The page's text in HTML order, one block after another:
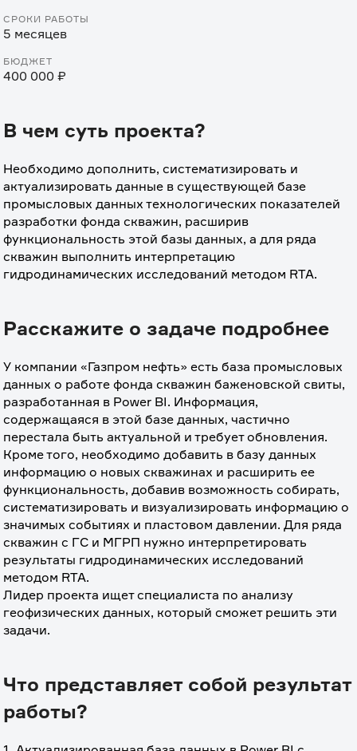
СРОКИ РАБОТЫ
5 месяцев
БЮДЖЕТ
400 000 ₽
В чем суть проекта?
Необходимо дополнить, систематизировать и
актуализировать данные в существующей базе
промысловых данных технологических показателей
разработки фонда скважин, расширив
функциональность этой базы данных, а для ряда
скважин выполнить интерпретацию
гидродинамических исследований методом RTA.
Расскажите о задаче подробнее
У компании «Газпром нефть» есть база промысловых
данных о работе фонда скважин баженовской свиты,
разработанная в Power BI. Информация,
содержащаяся в этой базе данных, частично
перестала быть актуальной и требует обновления.
Кроме того, необходимо добавить в базу данных
информацию о новых скважинах и расширить ее
функциональность, добавив возможность собирать,
систематизировать и визуализировать информацию о
значимых событиях и пластовом давлении. Для ряда
скважин с ГС и МГРП нужно интерпретировать
результаты гидродинамических исследований
методом RTA.
Лидер проекта ищет специалиста по анализу
геофизических данных, который сможет решить эти
задачи.
Что представляет собой результат
работы?